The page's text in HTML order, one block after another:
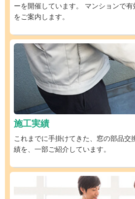
ーを開催しています。 マンションで
をご案内します。
施工実績
これまでに手掛けてきた、窓の部品交
績を、一部ご紹介しています。